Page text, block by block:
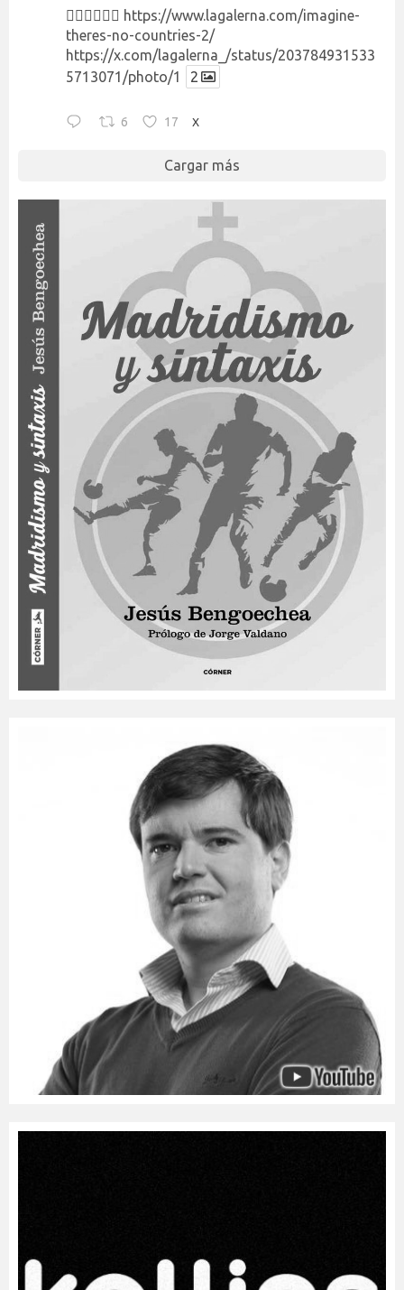
👉🏻👉🏻👉🏻 https://www.lagalerna.com/imagine-
theres-no-countries-2/
https://x.com/lagalerna_/status/203784931533
5713071/photo/1
2
6 17 X
Cargar más